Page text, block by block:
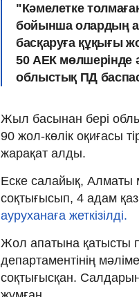
"Кәмелетке
бойынша олардың
басқаруға құқығы
50 АЕК мөлшерінде
облыстық ПД
Жыл басынан бері
90 жол-көлік оқиғасы
жарақат алды.
Еске салайық, Алматы
соқтығысып, 4 адам
ауруханаға жеткізілді.
Жол апатына қатысты
департаментінің
соқтығысқан.